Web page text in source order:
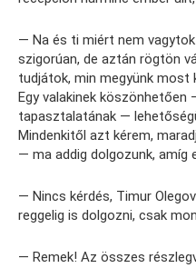
— Na és ti miért nem
szigorúan, de aztán rögtön
tudjátok, min megyünk most
Egy valakinek köszönhetően
tapasztalatának —
Mindenkitől azt kérem,
— ma addig dolgozunk, amíg
— Nincs kérdés, Timur
reggelig is dolgozni, csak
— Remek! Az összes